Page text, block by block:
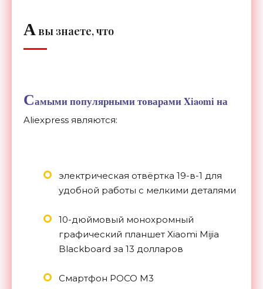
А вы знаете, что
Самыми популярными товарами Xiaomi на
Aliexpress являются:
электрическая отвёртка 19-в-1 для
удобной работы с мелкими деталями
10-дюймовый монохромный
графический планшет Xiaomi Mijia
Blackboard за 13 долларов
Смартфон POCO M3